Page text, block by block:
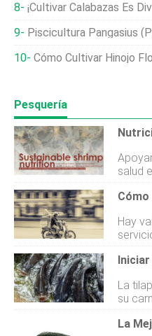
¡Cultivar Calabazas Es
Piscicultura Pangasius
Cómo Cultivar Hinojo
Pesquería
salud
de
El uso
15
sujeto
harina
Hay
La
su
peces